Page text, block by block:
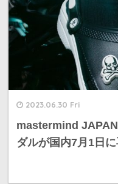
2023.06.30 Fri
mastermind
ダルが国内7月1日